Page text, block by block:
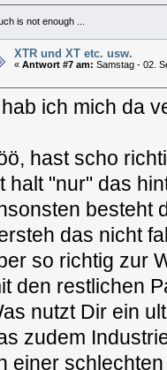
is not enough ...
XTR und XT etc. usw.
« Antwort #7 am: Samstag - 02.
ich mich da
hast scho
halt "nur" das
besteht
das nicht
so richtig zur
den restlichen
nutzt Dir ein
zudem
einer